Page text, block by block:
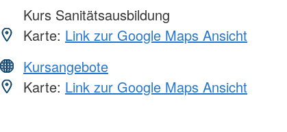
Kurs Sanitätsausbildung
Karte: Link zur Google Maps Ansicht
Kursangebote
Karte: Link zur Google Maps Ansicht